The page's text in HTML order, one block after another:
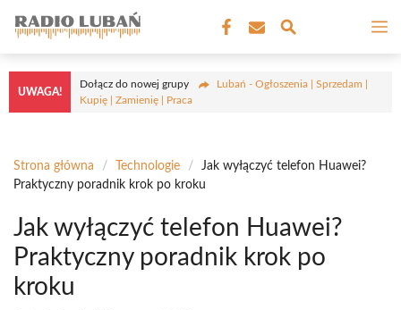
treści
UWAGA!
Dołącz do nowej grupy
Lubań - Ogłoszenia | Sprzedam |
Kupię | Zamienię | Praca
Strona główna / Technologie /
Jak wyłączyć telefon Huawei?
Praktyczny poradnik krok po kroku
Jak wyłączyć telefon Huawei?
Praktyczny poradnik krok po
kroku